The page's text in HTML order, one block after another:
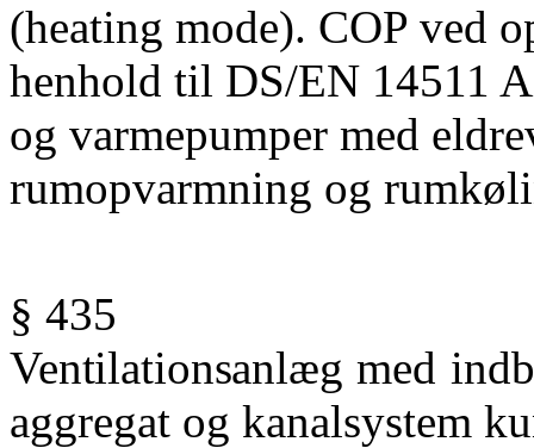
(heating mode). COP ved
henhold til DS/EN 14511
og varmepumper med
rumopvarmning og
§ 435
Ventilationsanlæg med
aggregat og kanalsystem